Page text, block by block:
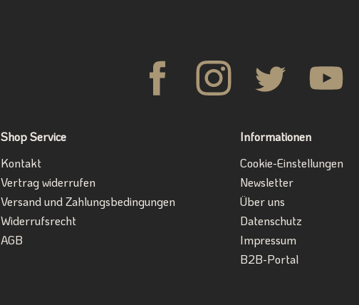
Shop Service
Kontakt
Vertrag widerrufen
Versand und Zahlungsbedingungen
Widerrufsrecht
AGB
Informationen
Cookie-Einstellungen
Newsletter
Über uns
Datenschutz
Impressum
B2B-Portal